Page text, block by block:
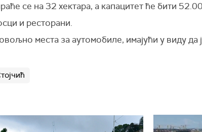
се на 32 хектара, а капацитет ће бити
и ресторани.
места за аутомобиле, имајући у виду да